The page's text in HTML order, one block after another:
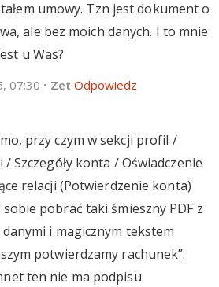
umowy. Tzn jest dokument o
ale bez moich danych. I to mnie
u Was?
07:30 • Zet Odpowiedz
przy czym w sekcji profil /
/ Szczegóły konta / Oświadczenie
relacji (Potwierdzenie konta)
sobie pobrać taki śmieszny PDF z
i magicznym tekstem
potwierdzamy rachunek”.
ten nie ma podpisu